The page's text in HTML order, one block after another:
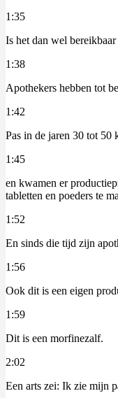
1:35
Is het dan wel
1:38
Apothekers hebben tot
1:42
Pas in de jaren 30 tot
1:45
en kwamen er
tabletten en poeders te
1:52
En sinds die tijd zijn
1:56
Ook dit is een eigen
1:59
Dit is een morfinezalf.
2:02
Een arts zei: Ik zie mijn